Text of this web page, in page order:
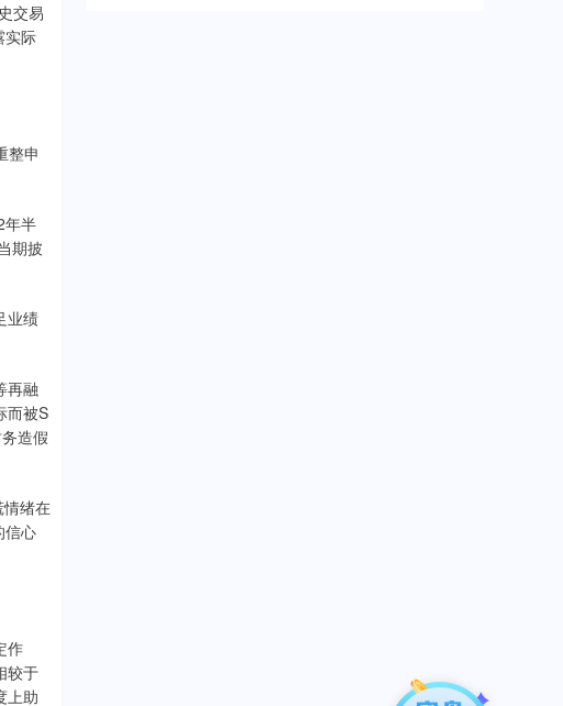
交易
实际
整申
年半
期披
业绩
再融
而被S
造假
绪在
信心
作
较于
上助